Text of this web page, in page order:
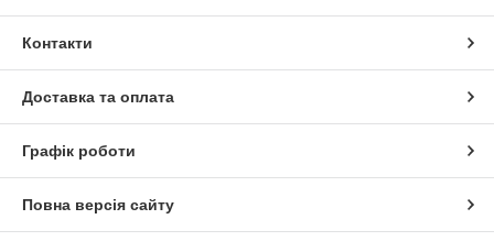
Контакти
Доставка та оплата
Графік роботи
Повна версія сайту